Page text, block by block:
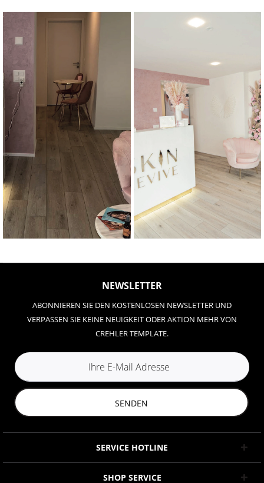
NEWSLETTER
ABONNIEREN SIE DEN KOSTENLOSEN NEWSLETTER UND
VERPASSEN SIE KEINE NEUIGKEIT ODER AKTION MEHR VON
CREHLER TEMPLATE.
SENDEN
SERVICE HOTLINE
SHOP SERVICE